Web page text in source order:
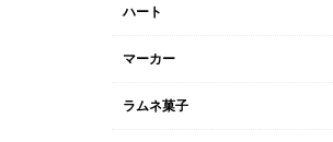
ハート
マーカー
ラムネ菓子